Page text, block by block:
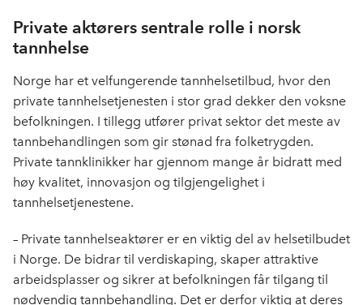
Private aktørers sentrale rolle i norsk
tannhelse
Norge har et velfungerende tannhelsetilbud, hvor den
private tannhelsetjenesten i stor grad dekker den voksne
befolkningen. I tillegg utfører privat sektor det meste av
tannbehandlingen som gir stønad fra folketrygden.
Private tannklinikker har gjennom mange år bidratt med
høy kvalitet, innovasjon og tilgjengelighet i
tannhelsetjenestene.
– Private tannhelseaktører er en viktig del av helsetilbudet
i Norge. De bidrar til verdiskaping, skaper attraktive
arbeidsplasser og sikrer at befolkningen får tilgang til
nødvendig tannbehandling. Det er derfor viktig at deres